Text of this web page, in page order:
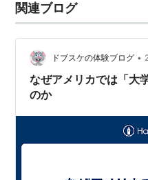
関連ブログ
ドブスケの体験ブログ •
なぜアメリカでは「大
のか